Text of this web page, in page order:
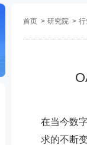
首页 > 研究院 > 行
在当今数
求的不断